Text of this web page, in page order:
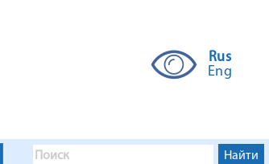
Rus
Eng